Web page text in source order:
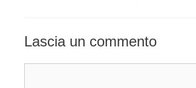
Lascia un commento